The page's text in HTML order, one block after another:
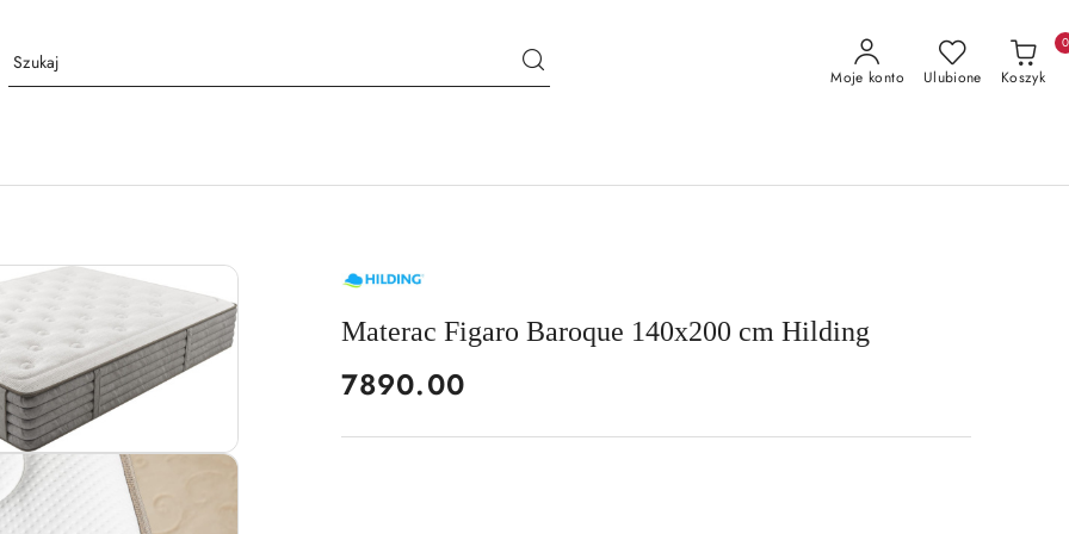
Moje konto Ulubione Koszyk
0
NAZWA
PRODUCENTA:
Materac Figaro Baroque 140x200 cm Hilding
cena:
7890.00